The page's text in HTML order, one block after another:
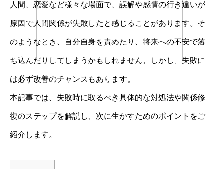
人間、恋愛など様々な場面で、誤解や感情の行き違いが
原因で人間関係が失敗したと感じることがあります。そ
のようなとき、自分自身を責めたり、将来への不安で落
ち込んだりしてしまうかもしれません。しかし、失敗に
は必ず改善のチャンスもあります。
本記事では、失敗時に取るべき具体的な対処法や関係修
復のステップを解説し、次に生かすためのポイントをご
紹介します。